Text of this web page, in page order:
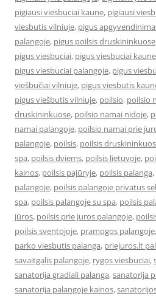
pigiausi viesbuciai kaune, pigiausi
viesbutis vilniuje, pigus
palangoje, pigus poilsis druskininkuose
pigus viesbuciai, pigus viesbuciai kaune
pigus viesbuciai palangoje, pigus
viešbučiai vilniuje, pigus viesbutis
pigus viešbutis vilniuje, poilsio, poilsio
druskininkuose, poilsio namai nidoje,
namai palangoje, poilsio namai prie
palangoje, poilsis, poilsis
spa, poilsis dviems, poilsis lietuvoje,
kainos, poilsis pajūryje, poilsis palanga,
palangoje, poilsis palangoje privatus
spa, poilsis palangoje su spa, poilsis
jūros, poilsis prie juros palangoje,
poilsis sventojoje, pramogos palangoje,
parko viesbutis palanga, priejuros.lt
savaitgalis palangoje, rygos viesbuciai,
sanatorija gradiali palanga,sanatorija
sanatorija palangoje kainos,